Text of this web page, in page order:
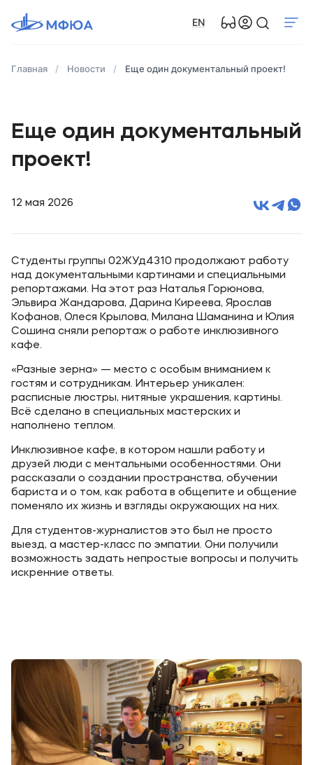
EN
Главная Новости Еще один документальный проект!
Еще один документальный
проект!
12 мая 2026
Студенты группы 02ЖУд4310 продолжают работу
над документальными картинами и специальными
репортажами. На этот раз Наталья Горюнова,
Эльвира Жандарова, Дарина Киреева, Ярослав
Кофанов, Олеся Крылова, Милана Шаманина и Юлия
Сошина сняли репортаж о работе инклюзивного
кафе.
«Разные зерна» — место с особым вниманием к
гостям и сотрудникам. Интерьер уникален:
расписные люстры, нитяные украшения, картины.
Всё сделано в специальных мастерских и
наполнено теплом.
Инклюзивное кафе, в котором нашли работу и
друзей люди с ментальными особенностями. Они
рассказали о создании пространства, обучении
бариста и о том, как работа в общепите и общение
поменяло их жизнь и взгляды окружающих на них.
Для студентов-журналистов это был не просто
выезд, а мастер-класс по эмпатии. Они получили
возможность задать непростые вопросы и получить
искренние ответы.